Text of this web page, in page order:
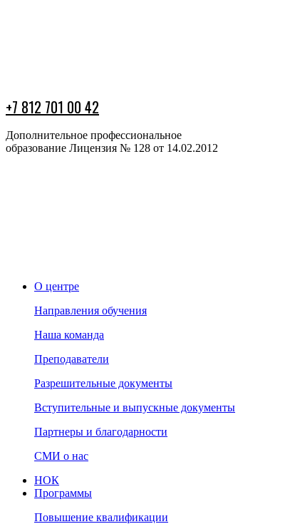
+7 812 701 00 42
Дополнительное профессиональное
образование Лицензия № 128 от 14.02.2012
О центре
Направления обучения
Наша команда
Преподаватели
Разрешительные документы
Вступительные и выпускные документы
Партнеры и благодарности
СМИ о нас
НОК
Программы
Повышение квалификации